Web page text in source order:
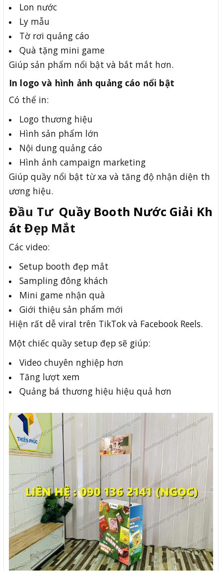
Lon nước
Ly mẫu
Tờ rơi quảng cáo
Quà tặng mini game
Giúp sản phẩm nổi bật và bắt mắt hơn.
In logo và hình ảnh quảng cáo nổi bật
Có thể in:
Logo thương hiệu
Hình sản phẩm lớn
Nội dung quảng cáo
Hình ảnh campaign marketing
Giúp quầy nổi bật từ xa và tăng độ nhận diện th
ương hiệu.
Đầu Tư Quầy Booth Nước Giải Kh
átĐẹp Mắt
Các video:
Setup booth đẹp mắt
Sampling đông khách
Mini game nhận quà
Giới thiệu sản phẩm mới
Hiện rất dễ viral trên TikTok và Facebook Reels.
Một chiếc quầy setup đẹp sẽ giúp:
Video chuyên nghiệp hơn
Tăng lượt xem
Quảng bá thương hiệu hiệu quả hơn